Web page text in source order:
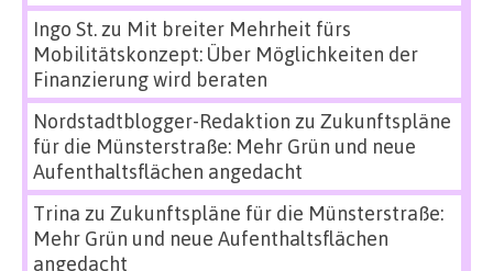
Ingo St.zu Mit breiter Mehrheit fürs
Mobilitätskonzept: Über Möglichkeiten der
Finanzierung wird beraten
Nordstadtblogger-Redaktion zu Zukunftspläne
für die Münsterstraße: Mehr Grün und neue
Aufenthaltsflächen angedacht
Trina zu Zukunftspläne für die Münsterstraße:
Mehr Grün und neue Aufenthaltsflächen
angedacht